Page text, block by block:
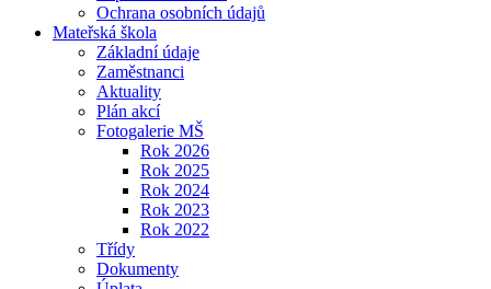
Ochrana osobních údajů
Mateřská škola
Základní údaje
Zaměstnanci
Aktuality
Plán akcí
Fotogalerie MŠ
Rok 2026
Rok 2025
Rok 2024
Rok 2023
Rok 2022
Třídy
Dokumenty